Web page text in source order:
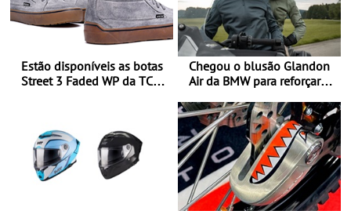
Estão disponíveis as botas
Street 3 Faded WP da TCX
Chegou o blusão Glandon
Air da BMW para reforçar
verão